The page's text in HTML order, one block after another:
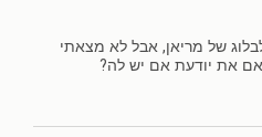
של מריאן, אבל לא מצאתי
את יודעת אם יש לה?